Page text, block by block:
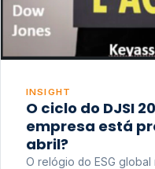
INSIGHT
O ciclo do DJSI
empresa está
abril?
O relógio do ESG global não para. ⏳